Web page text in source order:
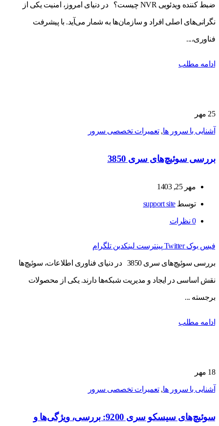
ضبط کننده ویدئویی NVR چیست؟ در دنیای امروز، امنیت یکی از
نگرانی‌های اصلی افراد و سازمان‌ها به شمار می‌آید. با پیشرفت
فناوری،...
ادامه مطلب
25 مهر
آشنایی با سرور ها,تعمیرات تخصصی سرور
بررسی سوئیچ‌های سری 3850
مهر 25, 1403
توسطsupport site
0 نظرات
فیس بوک Twitter پینترست لینکدین تلگرام
بررسی سوئیچ‌های سری 3850 در دنیای فناوری اطلاعات، سوئیچ‌ها
نقش اساسی در ایجاد و مدیریت شبکه‌ها دارند. یکی از محصولات
برجسته ...
ادامه مطلب
18 مهر
آشنایی با سرور ها,تعمیرات تخصصی سرور
سوئیچ‌های سیسکو سری 9200: بررسی، ویژگی‌ها و